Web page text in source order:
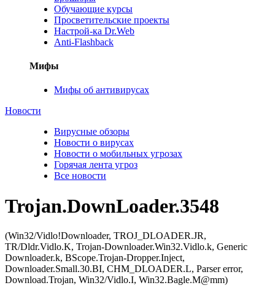
Обучающие курсы
Просветительские проекты
Настрой-ка Dr.Web
Anti-Flashback
Мифы
Мифы об антивирусах
Новости
Вирусные обзоры
Новости о вирусах
Новости о мобильных угрозах
Горячая лента угроз
Все новости
Trojan.DownLoader.3548
(Win32/Vidlo!Downloader, TROJ_DLOADER.JR,
TR/Dldr.Vidlo.K, Trojan-Downloader.Win32.Vidlo.k, Generic
Downloader.k, BScope.Trojan-Dropper.Inject,
Downloader.Small.30.BI, CHM_DLOADER.L, Parser error,
Download.Trojan, Win32/Vidlo.I, Win32.Bagle.M@mm)